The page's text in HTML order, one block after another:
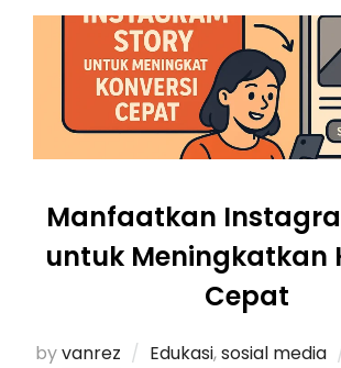
Manfaatkan
untuk Meningkatkan
Cepat
byvanrez Edukasi,sosial media